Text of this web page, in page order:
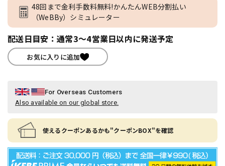
48回まで金利手数料無料!かんたんWEB分割払い
（WeBBy）シミュレーター
配送日目安：通常3～4営業日以内に発送予定
お気に入りに追加
For Overseas Customers
Also available on our global store.
使えるクーポンあるかも"クーポンBOX"を確認